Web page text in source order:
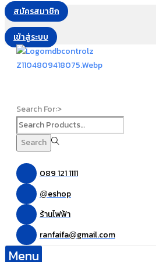
สมัครสมาชิก
เข้าสู่ระบบ
Search For:>
Search
089 121 1111
@eshop
ร้านไฟฟ้า
ranfaifa@gmail.com
Menu